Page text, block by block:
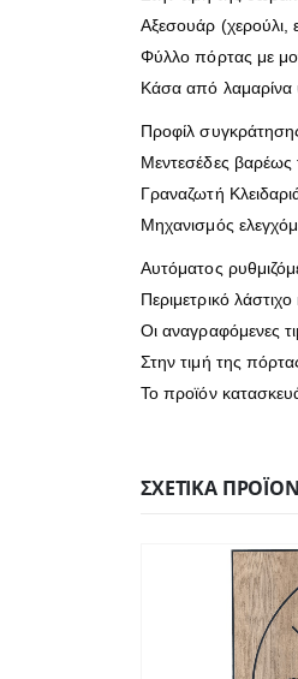
Αξεσουάρ (χερούλι,
Φύλλο πόρτας με
Κάσα από λαμαρίνα
Προφίλ
Μεντεσέδες βαρέως
Γραναζωτή
Μηχανισμός
Αυτόματος
Περιμετρικό
Οι αναγραφόμενες
Στην τιμή της
Το προϊόν
ΣΧΕΤΙΚΆ